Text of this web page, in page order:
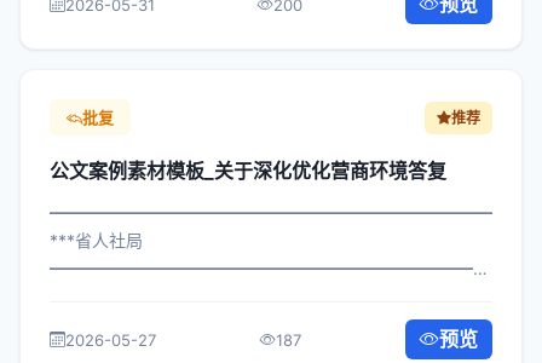
深入贯彻落实习近平总书记关于关...
2026-05-31 200
批复 推荐
公文案例素材模板_关于深化优化营商环境答复
***省人社局
构： 为深入贯彻落实习近平总书记关于关...
2026-05-27 187 预览